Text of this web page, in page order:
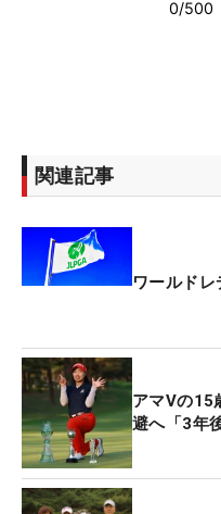
関連記事
ワールド
アマVの15
避へ「3年